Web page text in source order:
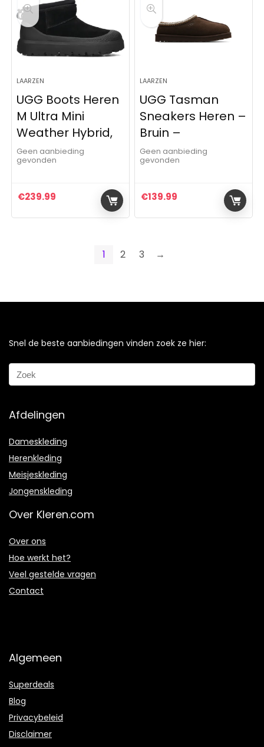
LAARZEN
UGG Boots Heren
M Ultra Mini
Weather Hybrid,
Geen aanbieding
gevonden
€239.99
LAARZEN
UGG Tasman
Sneakers Heren –
Bruin –
Geen aanbieding
gevonden
€139.99
1 2 3 →
Snel de beste aanbiedingen vinden zoek ze hier:
Afdelingen
Dameskleding
Herenkleding
Meisjeskleding
Jongenskleding
Over Kleren.com
Over ons
Hoe werkt het?
Veel gestelde vragen
Contact
Algemeen
Superdeals
Blog
Privacybeleid
Disclaimer